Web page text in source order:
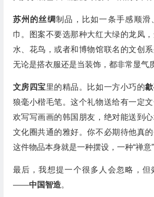
苏州的丝绸制品，比如一条手感顺滑
巾。图案不要选那种大红大绿的龙凤
水、花鸟，或者和博物馆联名的文创系
无论是搭衣服还是当装饰，都非常显气
文房四宝里的精品。比如一方小巧的
狼毫小楷毛笔。这个礼物送给有一定
欢写写画画的韩国朋友，绝对能送到
文化圈共通的雅好。你不必期待他真的
这件物品本身就是一种摆设，一种“禅意”
最后，我想提一个很多人会忽略，但
——中国智造。